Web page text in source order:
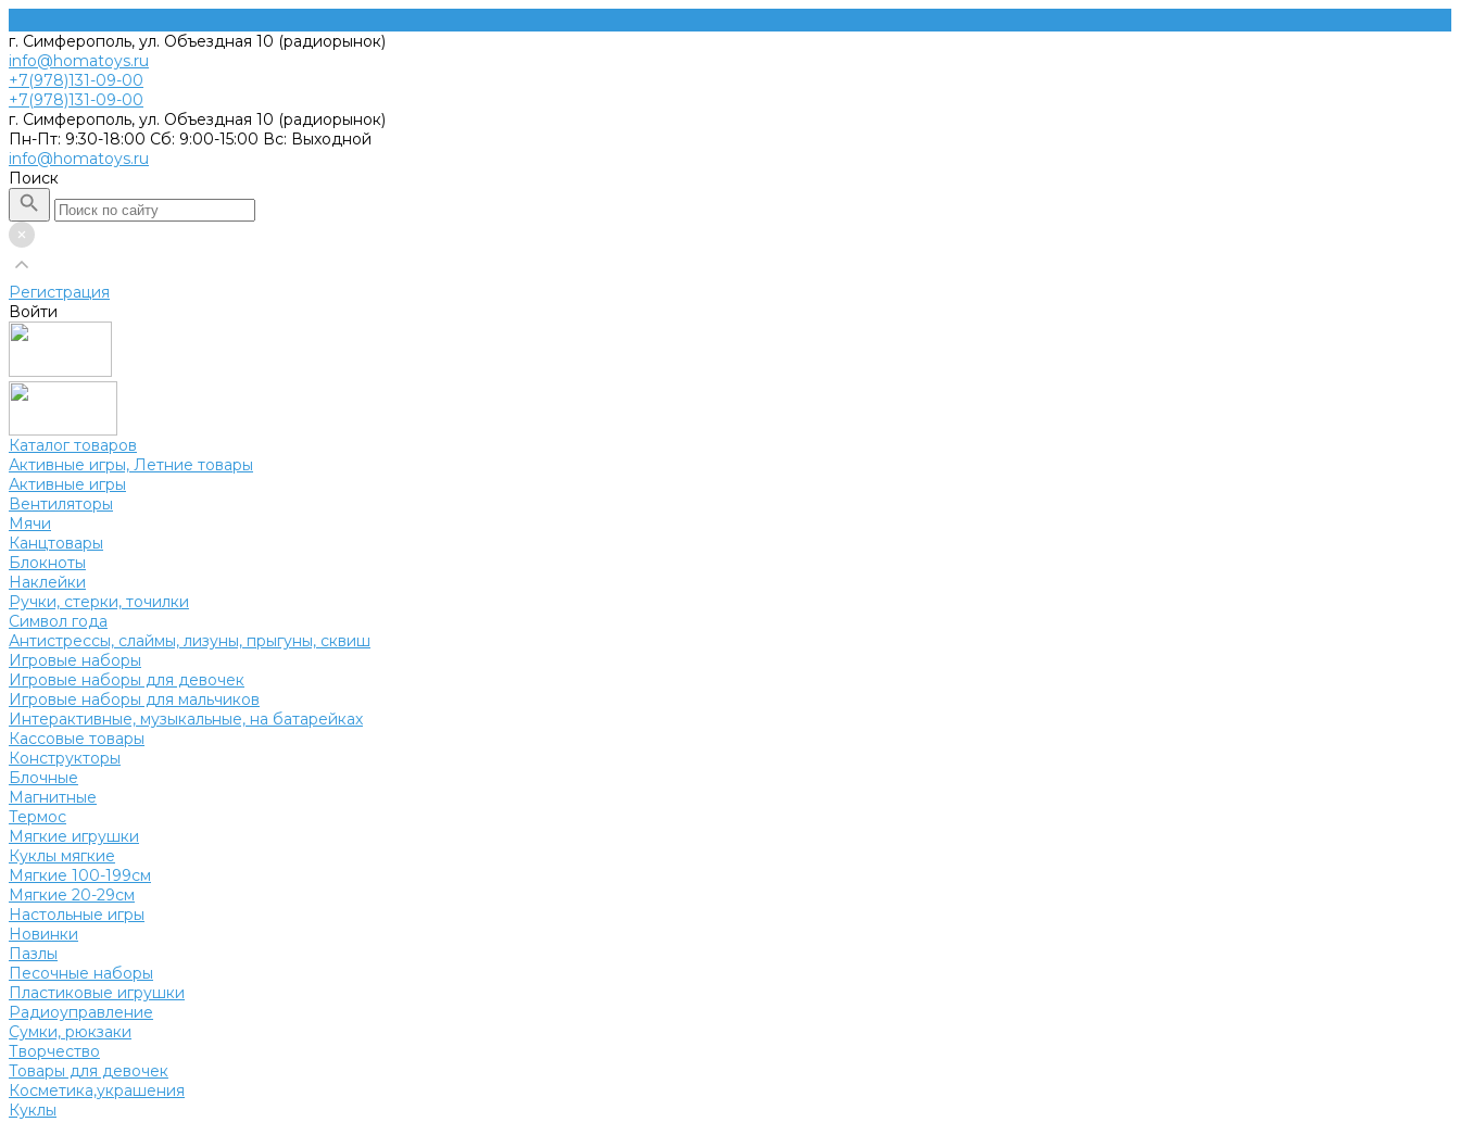
г. Симферополь, ул. Объездная 10 (радиорынок)
info@homatoys.ru
+7(978)131-09-00
+7(978)131-09-00
г. Симферополь, ул. Объездная 10 (радиорынок)
Пн-Пт: 9:30-18:00 Cб: 9:00-15:00 Вс: Выходной
info@homatoys.ru
Поиск
Регистрация
Войти
Каталог товаров
Активные игры, Летние товары
Активные игры
Вентиляторы
Мячи
Канцтовары
Блокноты
Наклейки
Ручки, стерки, точилки
Символ года
Антистрессы, слаймы, лизуны, прыгуны, сквиш
Игровые наборы
Игровые наборы для девочек
Игровые наборы для мальчиков
Интерактивные, музыкальные, на батарейках
Кассовые товары
Конструкторы
Блочные
Магнитные
Термос
Мягкие игрушки
Куклы мягкие
Мягкие 100-199см
Мягкие 20-29см
Настольные игры
Новинки
Пазлы
Песочные наборы
Пластиковые игрушки
Радиоуправление
Сумки, рюкзаки
Творчество
Товары для девочек
Косметика,украшения
Куклы